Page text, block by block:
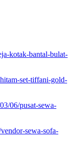
kotak-bantal-bulat-
set-tiffani-gold-
06/pusat-sewa-
sewa-sofa-